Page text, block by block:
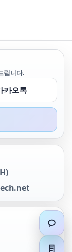
립니다.
카오톡
)